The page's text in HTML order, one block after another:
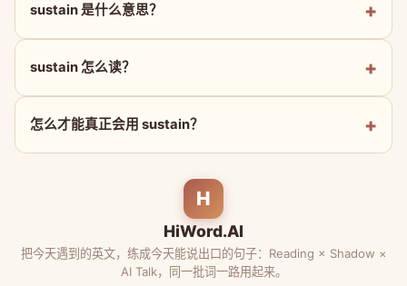
sustain 是什么意思？
sustain 怎么读？
怎么才能真正会用 sustain？
H
HiWord.AI
把今天遇到的英文，练成今天能说出口的句子：Reading × Shadow ×
AI Talk，同一批词一路用起来。